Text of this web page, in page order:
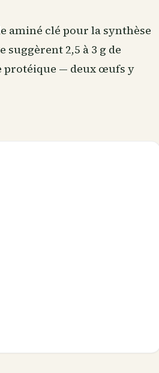
aminé clé pour la synthèse
suggèrent 2,5 à 3 g de
protéique — deux œufs y